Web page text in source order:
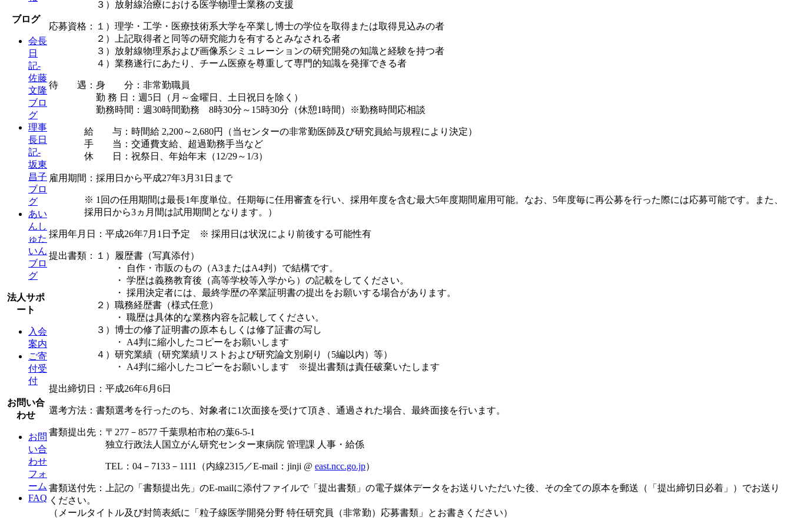
ブログ
会長
日
記-
佐藤
文隆
ブロ
グ
理事
長日
記-
坂東
昌子
ブロ
グ
あい
んし
ゅた
いん
ブロ
グ
法人サポ
ート
入会
案内
ご寄
付受
付
お問い合
わせ
お問
い合
わせ
フォ
ーム
FAQ
３）放射線治療における医学物理士業務の支援
応募資格：１）理学・工学・医療技術系大学を卒業し博士の学位を取得または取得見込みの者
２）上記取得者と同等の研究能力を有するとみなされる者
３）放射線物理系および画像系シミュレーションの研究開発の知識と経験を持つ者
４）業務遂行にあたり、チーム医療を尊重して専門的知識を発揮できる者
待 遇：身 分：非常勤職員
勤 務 日：週5日（月～金曜日、土日祝日を除く）
勤務時間：週30時間勤務 8時30分～15時30分（休憩1時間）※勤務時間応相談
給 与：時間給 2,200～2,680円（当センターの非常勤医師及び研究員給与規程により決定）
手 当：交通費支給、超過勤務手当など
休 日：祝祭日、年始年末（12/29～1/3）
雇用期間：採用日から平成27年3月31日まで
※ 1回の任用期間は最長1年度単位。任期毎に任用審査を行い、採用年度を含む最大5年度期間雇用可能。なお、5年度毎に再公募を行った際には応募可能です。また、
採用日から3ヵ月間は試用期間となります。）
採用年月日：平成26年7月1日予定 ※ 採用日は状況により前後する可能性有
提出書類：１）履歴書（写真添付）
・ 自作・市販のもの（A3またはA4判）で結構です。
・ 学歴は義務教育後（高等学校等入学から）の記載をしてください。
・ 採用決定者には、最終学歴の卒業証明書の提出をお願いする場合があります。
２）職務経歴書（様式任意）
・ 職歴は具体的な業務内容を記載してください。
３）博士の修了証明書の原本もしくは修了証書の写し
・ A4判に縮小したコピーをお願いします
４）研究業績（研究業績リストおよび研究論文別刷り（5編以内）等）
・ A4判に縮小したコピーをお願いします ※提出書類は責任破棄いたします
提出締切日：平成26年6月6日
選考方法：書類選考を行ったのち、対象者に1次面接を受けて頂き、通過された場合、最終面接を行います。
書類提出先：〒277－8577 千葉県柏市柏の葉6-5-1
独立行政法人国立がん研究センター東病院 管理課 人事・給係
TEL：04－7133－1111（内線2315／E-mail：jinji @ east.ncc.go.jp）
書類送付先：上記の「書類提出先」のE-mailに添付ファイルで「提出書類」の電子媒体データをお送りいただいた後、その全ての原本を郵送（「提出締切日必着」）でお送り
ください。
（メールタイトル及び封筒表紙に「粒子線医学開発分野 特任研究員（非常勤）応募書類」とお書きください）